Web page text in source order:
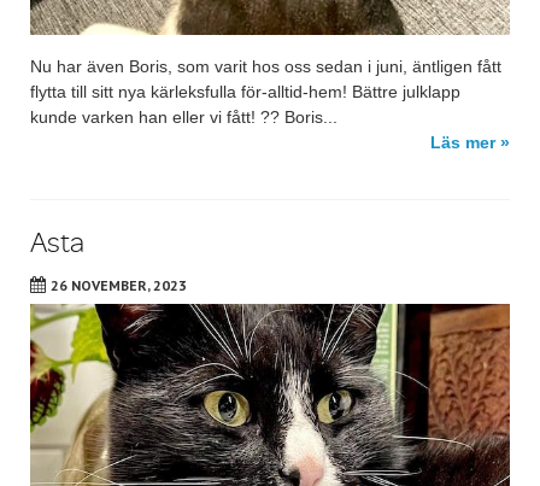
Nu har även Boris, som varit hos oss sedan i juni, äntligen fått
flytta till sitt nya kärleksfulla för-alltid-hem! Bättre julklapp
kunde varken han eller vi fått! ?? Boris...
Läs mer »
Asta
26 NOVEMBER, 2023